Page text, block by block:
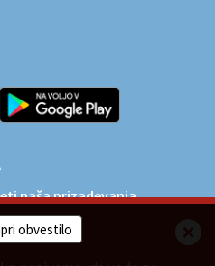
naša prizadevanja
obvestilo